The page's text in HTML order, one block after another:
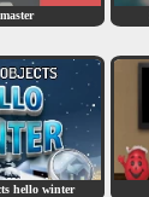
hello winter